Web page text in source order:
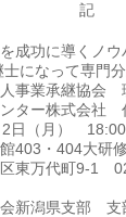
記
功に導くノウ
って専門分野
事業承継協会
株式会社 代
2日（月）
403・404大研
万代町9-1
会新潟県支部